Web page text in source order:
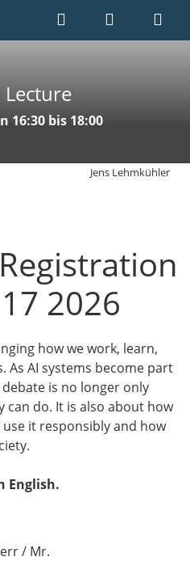
Lecture
16:30 bis 18:00
Jens Lehmkühler
2026
how we work, learn,
As AI systems become part
is no longer only
do. It is also about how
it responsibly and how
English.
/ Mr.